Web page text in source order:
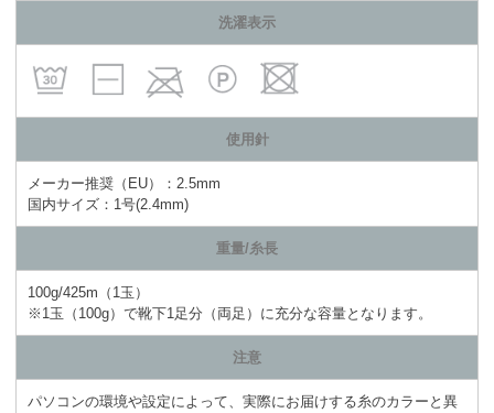
洗濯表示
使用針
メーカー推奨（EU）：2.5mm
国内サイズ：1号(2.4mm)
重量/糸長
100g/425m（1玉）
※1玉（100g）で靴下1足分（両足）に充分な容量となります。
注意
パソコンの環境や設定によって、実際にお届けする糸のカラーと異